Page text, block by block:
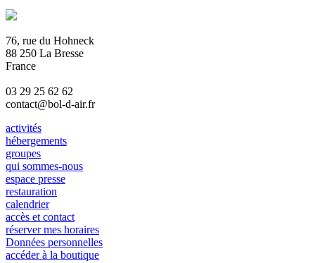
76, rue du Hohneck
88 250 La Bresse
France
03 29 25 62 62
contact@bol-d-air.fr
activités
hébergements
groupes
qui sommes-nous
espace presse
restauration
calendrier
accès et contact
réserver mes horaires
Données personnelles
accéder à la boutique